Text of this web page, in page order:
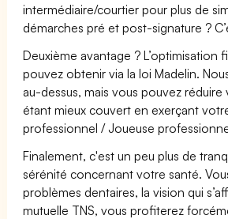
intermédiaire/courtier pour plus de
démarches pré et post-signature ?
Deuxième avantage ? L’optimisation
pouvez obtenir via la loi Madelin.
au-dessus, mais vous pouvez
étant mieux couvert en exerçant
professionnel / Joueuse
Finalement, c'est un peu plus de
sérénité concernant votre santé.
problèmes dentaires, la vision qui
mutuelle TNS, vous profiterez